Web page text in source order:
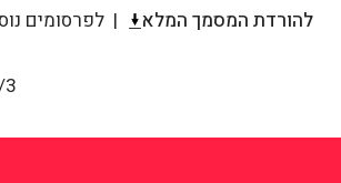
להורדת המסמך המלא לפרסומים